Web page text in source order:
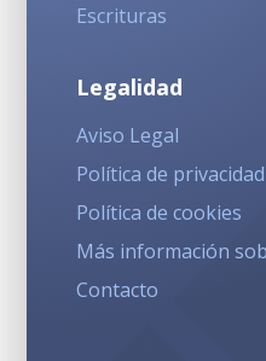
Escrituras
Legalidad
Aviso Legal
Política de privacidad
Política de cookies
Más información
Contacto